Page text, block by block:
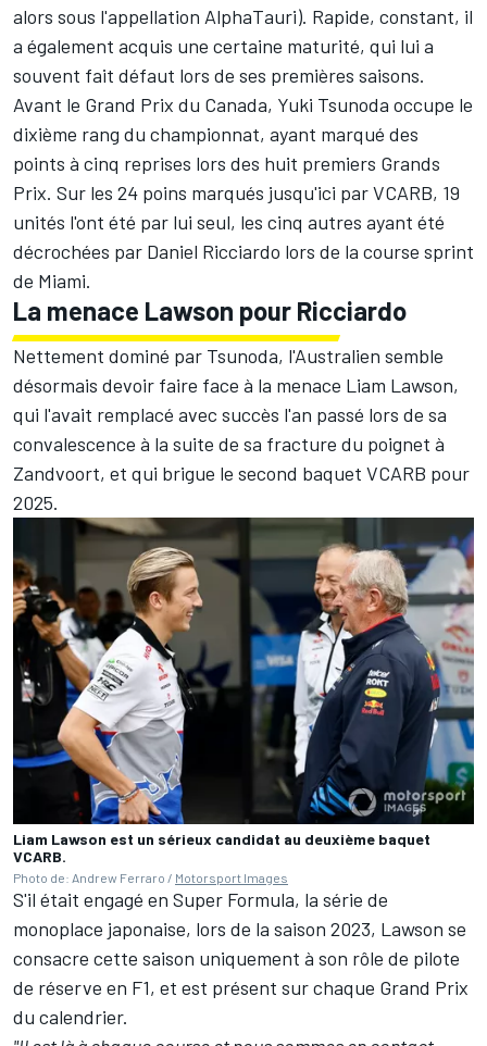
alors sous l'appellation AlphaTauri). Rapide, constant, il
a également acquis une certaine maturité, qui lui a
souvent fait défaut lors de ses premières saisons.
Avant le Grand Prix du Canada, Yuki Tsunoda occupe le
dixième rang du championnat, ayant marqué des
points à cinq reprises lors des huit premiers Grands
Prix. Sur les 24 poins marqués jusqu'ici par VCARB, 19
unités l'ont été par lui seul, les cinq autres ayant été
décrochées par Daniel Ricciardo lors de la course sprint
de Miami.
La menace Lawson pour Ricciardo
Nettement dominé par Tsunoda, l'Australien semble
désormais devoir faire face à la menace Liam Lawson,
qui l'avait remplacé avec succès l'an passé lors de sa
convalescence à la suite de sa fracture du poignet à
Zandvoort, et qui brigue le second baquet VCARB pour
2025.
Liam Lawson est un sérieux candidat au deuxième baquet
VCARB.
Photo de: Andrew Ferraro / Motorsport Images
S'il était engagé en Super Formula, la série de
monoplace japonaise, lors de la saison 2023, Lawson se
consacre cette saison uniquement à son rôle de pilote
de réserve en F1, et est présent sur chaque Grand Prix
du calendrier.